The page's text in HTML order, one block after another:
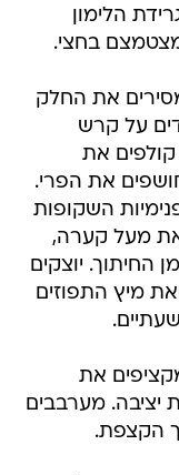
הלימון
את החלק
על קרש
קולפים את
את הפרי.
השקופות
מעל קערה,
החיתוך. יוצקים
מיץ התפוזים
את
מערבבים
הקצפת.